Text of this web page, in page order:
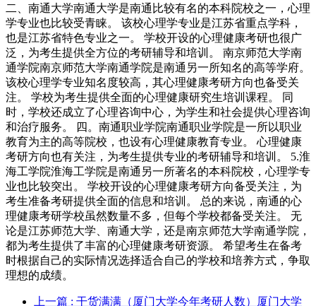
二、南通大学南通大学是南通比较有名的本科院校之一，心理
学专业也比较受青睐。 该校心理学专业是江苏省重点学科，
也是江苏省特色专业之一。 学校开设的心理健康考研也很广
泛，为考生提供全方位的考研辅导和培训。 南京师范大学南
通学院南京师范大学南通学院是南通另一所知名的高等学府。
该校心理学专业知名度较高，其心理健康考研方向也备受关
注。 学校为考生提供全面的心理健康研究生培训课程。 同
时，学校还成立了心理咨询中心，为学生和社会提供心理咨询
和治疗服务。 四。南通职业学院南通职业学院是一所以职业
教育为主的高等院校，也设有心理健康教育专业。 心理健康
考研方向也有关注，为考生提供专业的考研辅导和培训。 5.淮
海工学院淮海工学院是南通另一所著名的本科院校，心理学专
业也比较突出。 学校开设的心理健康考研方向备受关注，为
考生准备考研提供全面的信息和培训。 总的来说，南通的心
理健康考研学校虽然数量不多，但每个学校都备受关注。 无
论是江苏师范大学、南通大学，还是南京师范大学南通学院，
都为考生提供了丰富的心理健康考研资源。 希望考生在备考
时根据自己的实际情况选择适合自己的学校和培养方式，争取
理想的成绩。
上一篇 : 干货满满（厦门大学今年考研人数）厦门大学